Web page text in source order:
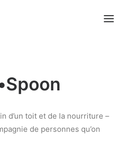
d’un toit et de la nourriture –
de personnes qu’on